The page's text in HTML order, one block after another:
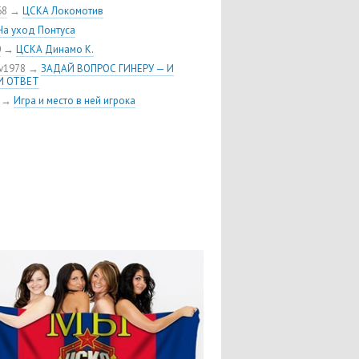
у «Торпедо» защитника
Шуленина
клуба ЦСКА пополнил
нападающий Линден Вей
возвращается в ЦСКА
права на форварда
→ ЦСКА Локомотив
уход Понтуса
→ ЦСКА Динамо К.
→ ЗАДАЙ ВОПРОС ГИНЕРУ — И
ОТВЕТ
→ Игра и место в ней игрока